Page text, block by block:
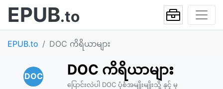
EPUB.to
EPUB.to DOC ကိရိယာများ
DOC DOC ကိရိယာများ
ပြောင်းလဲပါ DOC ပုံစံအမျိုးမျိုးသို့ နှင့် မှ